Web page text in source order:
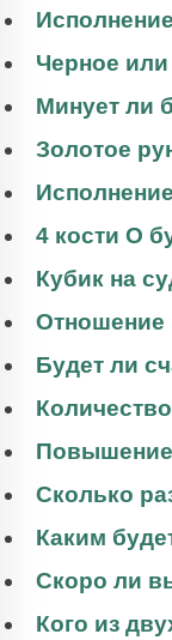
Черное
Минует ли
Золотое
4 кости О
Кубик на
Отношение
Будет ли
Сколько
Каким
Скоро ли
Кого из